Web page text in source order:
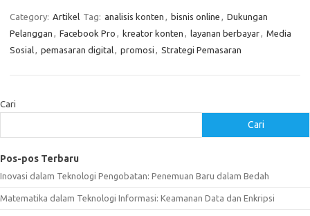
Category: Artikel Tag: analisis konten , bisnis online , Dukungan
Pelanggan , Facebook Pro , kreator konten , layanan berbayar, Media
Sosial, pemasaran digital, promosi , Strategi Pemasaran
Cari
Cari
Pos-pos Terbaru
Inovasi dalam Teknologi Pengobatan: Penemuan Baru dalam Bedah
Matematika dalam Teknologi Informasi: Keamanan Data dan Enkripsi